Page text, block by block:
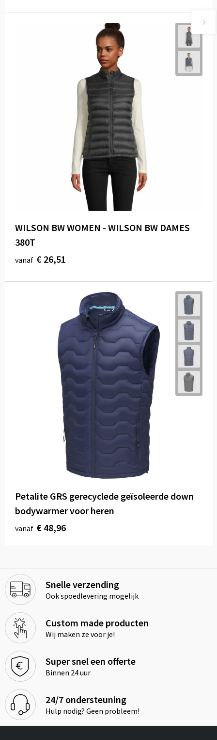
WILSON BW WOMEN - WILSON BW DAMES
380T
vanaf € 26,51
Petalite GRS gerecyclede geïsoleerde down
bodywarmer voor heren
vanaf € 48,96
Snelle verzending
Ook spoedlevering mogelijk
Custom made producten
Wij maken ze voor je!
Super snel een offerte
Binnen 24 uur
24/7 ondersteuning
Hulp nodig? Geen probleem!